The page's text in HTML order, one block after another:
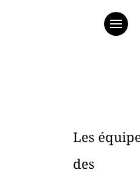
Les
des